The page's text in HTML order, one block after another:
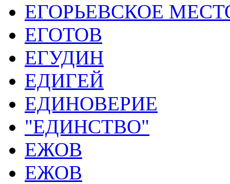
ЕГОРЬЕВСКОЕ
ЕГОТОВ
ЕГУДИН
ЕДИГЕЙ
ЕДИНОВЕРИЕ
"ЕДИНСТВО"
ЕЖОВ
ЕЖОВ